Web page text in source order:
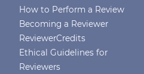
How to Perform a Review
Becoming a Reviewer
ReviewerCredits
Ethical Guidelines for
Reviewers